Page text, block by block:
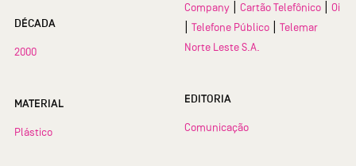
DÉCADA
2000
MATERIAL
Plástico
Company
Cartão Telefônico Oi
Telefone Público
Telemar
Norte Leste S.A.
EDITORIA
Comunicação